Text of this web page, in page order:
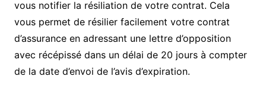
vous notifier la résiliation de votre contrat. Cela
vous permet de résilier facilement votre contrat
d’assurance en adressant une lettre d’opposition
avec récépissé dans un délai de 20 jours à compter
de la date d’envoi de l’avis d’expiration.